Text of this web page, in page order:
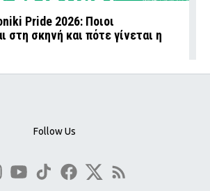
Pride 2026: Ποιοι
στη σκηνή και πότε γίνεται η
Follow Us